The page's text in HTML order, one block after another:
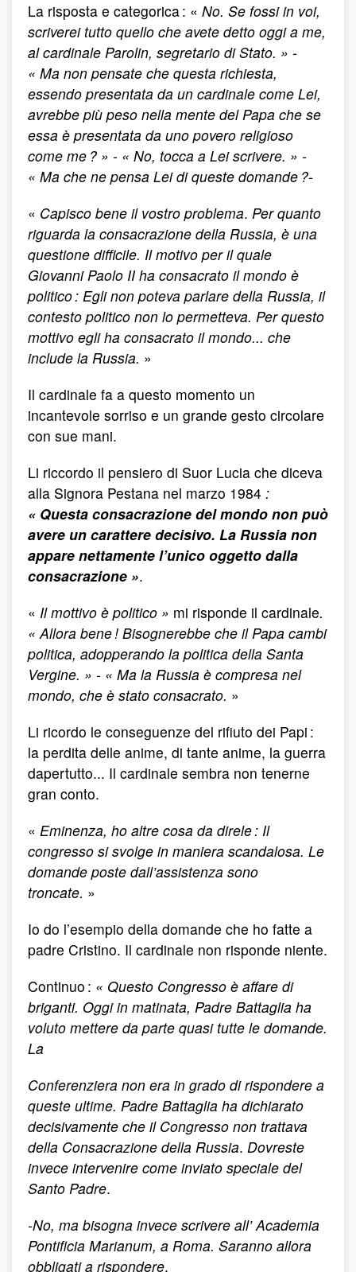
La risposta e categorica : « No. Se fossi in voi,
scriverei tutto quello che avete detto oggi a me,
al cardinale Parolin, segretario di Stato. » -
« Ma non pensate che questa richiesta,
essendo presentata da un cardinale come Lei,
avrebbe più peso nella mente del Papa che se
essa è presentata da uno povero religioso
come me ? » - « No, tocca a Lei scrivere. » -
« Ma che ne pensa Lei di queste domande ?-
« Capisco bene il vostro problema. Per quanto
riguarda la consacrazione della Russia, è una
questione difficile. Il motivo per il quale
Giovanni Paolo II ha consacrato il mondo è
politico : Egli non poteva parlare della Russia, il
contesto politico non lo permetteva. Per questo
mottivo egli ha consacrato il mondo... che
include la Russia. »
Il cardinale fa a questo momento un
incantevole sorriso e un grande gesto circolare
con sue mani.
Li riccordo il pensiero di Suor Lucia che diceva
alla Signora Pestana nel marzo 1984 :
« Questa consacrazione del mondo non può
avere un carattere decisivo. La Russia non
appare nettamente l’unico oggetto dalla
consacrazione ».
« Il mottivo è politico » mi risponde il cardinale.
« Allora bene ! Bisognerebbe che il Papa cambi
politica, adopperando la politica della Santa
Vergine. » - « Ma la Russia è compresa nel
mondo, che è stato consacrato. »
Li ricordo le conseguenze del rifiuto dei Papi :
la perdita delle anime, di tante anime, la guerra
dapertutto... Il cardinale sembra non tenerne
gran conto.
« Eminenza, ho altre cosa da direle : Il
congresso si svolge in maniera scandalosa. Le
domande poste dall’assistenza sono
troncate. »
Io do l’esempio della domande che ho fatte a
padre Cristino. Il cardinale non risponde niente.
Continuo : « Questo Congresso è affare di
briganti. Oggi in matinata, Padre Battaglia ha
voluto mettere da parte quasi tutte le domande.
La
Conferenziera non era in grado di rispondere a
queste ultime. Padre Battaglia ha dichiarato
decisivamente che il Congresso non trattava
della Consacrazione della Russia. Dovreste
invece intervenire come inviato speciale del
Santo Padre.
-No, ma bisogna invece scrivere all’ Academia
Pontificia Marianum, a Roma. Saranno allora
obbligati a rispondere.